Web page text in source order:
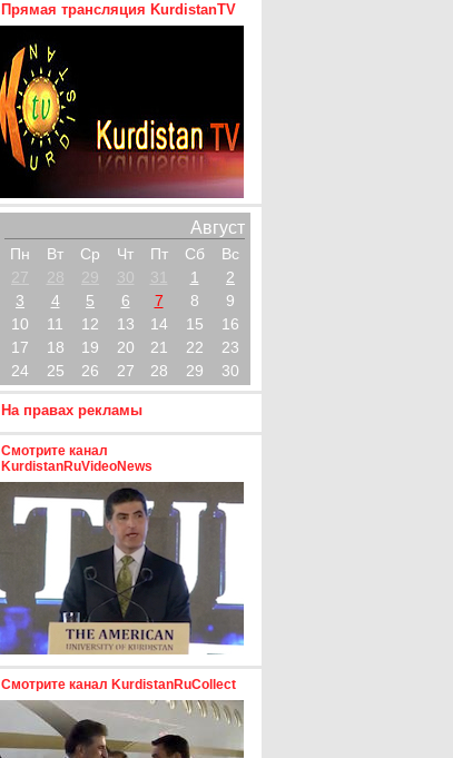
Прямая трансляция KurdistanTV
Август
Пн Вт Ср Чт Пт Сб
Вс
27
28 29 30 31 1
2
3
4 5 6 7 8
9
10
11 12 13 14 15
16
17
18 19 20 21 22
23
24
25 26 27 28 29 30
На правах рекламы
Смотрите канал
KurdistanRuVideoNews
Смотрите канал KurdistanRuCollect